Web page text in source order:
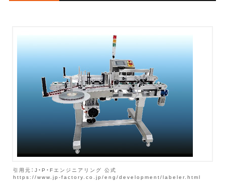
引用元：J・P・Fエンジニアリング 公式
https://www.jp-factory.co.jp/eng/development/labeler.html